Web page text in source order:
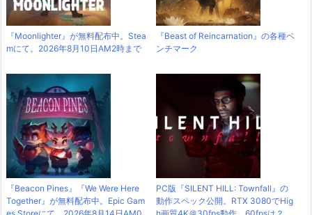
『Moonlighter』が無料配布中。Stea
mにて。2026年8月10日AM2時まで
『Beast of Reincarnation』の各種ベ
ンチマーク
『Beacon Pines』『We Were Here
Together』が無料配布中。Epic Gam
PC版『SILENT HILL: Townfall』の
動作スペック公開。RTX 3080でHig